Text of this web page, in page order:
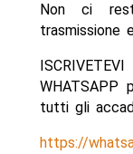
Non ci
trasmissione
WHATSAPP
tutti gli
https://